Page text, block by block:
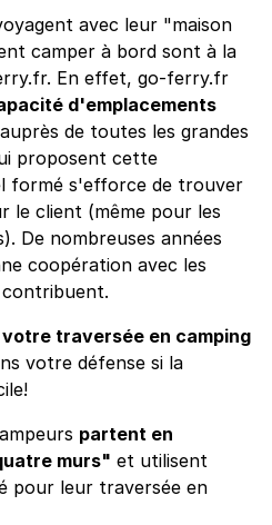
avec leur "maison
camper à bord sont à la
En effet, go-ferry.fr
d'emplacements
auprès de toutes les grandes
proposent cette
formé s'efforce de trouver
le client (même pour les
De nombreuses années
coopération avec les
contribuent.
traversée en camping
votre défense si la
partent en
murs" et utilisent
pour leur traversée en